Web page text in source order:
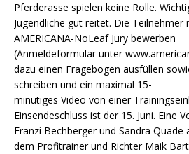
Pferderasse spielen keine Rolle.
Jugendliche gut reitet. Die Teilnehmer
AMERICANA-NoLeaf Jury bewerben
(Anmeldeformular unter
dazu einen Fragebogen ausfüllen
schreiben und ein maximal 15-
minütiges Video von einer
Einsendeschluss ist der 15. Juni. Eine
Franzi Bechberger und Sandra Quade
dem Profitrainer und Richter Maik